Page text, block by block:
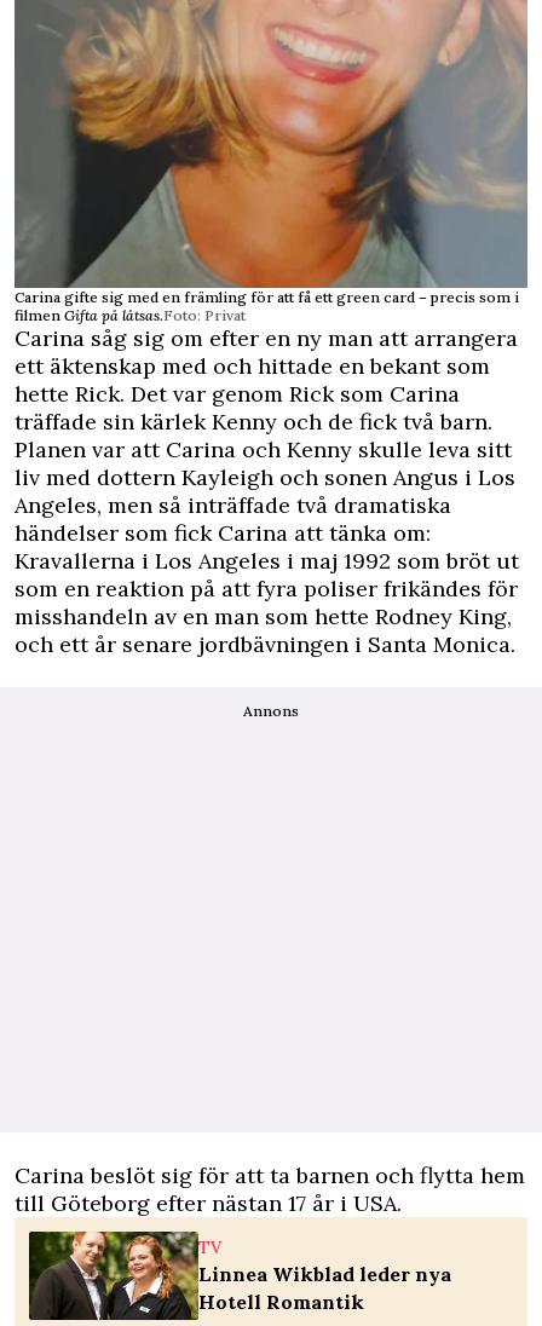
Carina gifte sig med en främling för att få ett green card – precis som i
filmen Gifta på låtsas.Foto: Privat
Carina såg sig om efter en ny man att arrangera
ett äktenskap med och hittade en bekant som
hette Rick. Det var genom Rick som Carina
träffade sin kärlek Kenny och de fick två barn.
Planen var att Carina och Kenny skulle leva sitt
liv med dottern Kayleigh och sonen Angus i Los
Angeles, men så inträffade två dramatiska
händelser som fick Carina att tänka om:
Kravallerna i Los Angeles i maj 1992 som bröt ut
som en reaktion på att fyra poliser frikändes för
misshandeln av en man som hette Rodney King,
och ett år senare jordbävningen i Santa Monica.
Annons
Carina beslöt sig för att ta barnen och flytta hem
till Göteborg efter nästan 17 år i USA.
TV
Linnea Wikblad leder nya
Hotell Romantik